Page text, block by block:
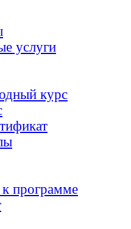
услуги
курс
программе